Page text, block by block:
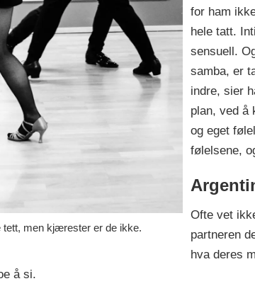
tett, men kjærester er de ikke.
for ham
hele tatt.
sensuell.
samba, er
indre, sier
plan, ved å
og eget
følelsene,
Ofte vet
partneren
hva deres
å si.